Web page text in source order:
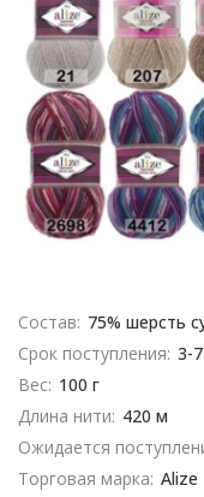
Состав: 75% шерсть
Срок поступления: 3-
Вес: 100 г
Длина нити: 420 м
Ожидается
Торговая марка: Alize